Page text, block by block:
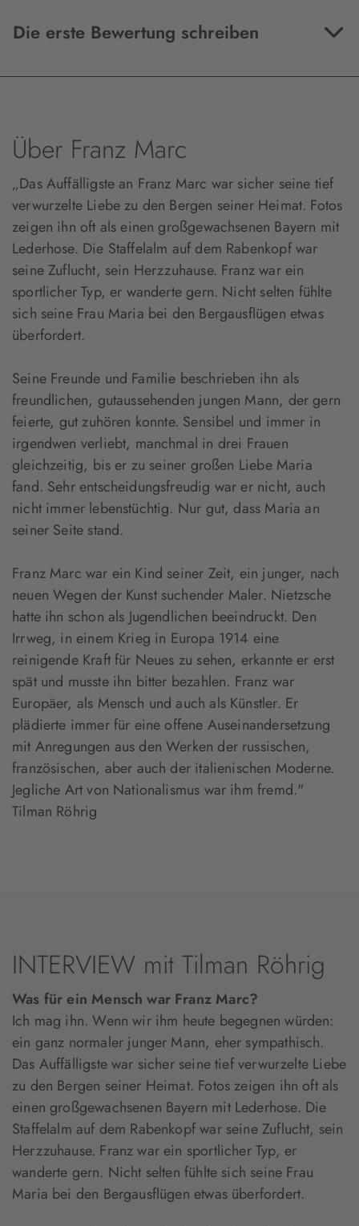
Die erste Bewertung schreiben
Über Franz Marc
„Das Auffälligste an Franz Marc war sicher seine tief
verwurzelte Liebe zu den Bergen seiner Heimat. Fotos
zeigen ihn oft als einen großgewachsenen Bayern mit
Lederhose. Die Staffelalm auf dem Rabenkopf war
seine Zuflucht, sein Herzzuhause. Franz war ein
sportlicher Typ, er wanderte gern. Nicht selten fühlte
sich seine Frau Maria bei den Bergausflügen etwas
überfordert.
Seine Freunde und Familie beschrieben ihn als
freundlichen, gutaussehenden jungen Mann, der gern
feierte, gut zuhören konnte. Sensibel und immer in
irgendwen verliebt, manchmal in drei Frauen
gleichzeitig, bis er zu seiner großen Liebe Maria
fand. Sehr entscheidungsfreudig war er nicht, auch
nicht immer lebenstüchtig. Nur gut, dass Maria an
seiner Seite stand.
Franz Marc war ein Kind seiner Zeit, ein junger, nach
neuen Wegen der Kunst suchender Maler. Nietzsche
hatte ihn schon als Jugendlichen beeindruckt. Den
Irrweg, in einem Krieg in Europa 1914 eine
reinigende Kraft für Neues zu sehen, erkannte er erst
spät und musste ihn bitter bezahlen. Franz war
Europäer, als Mensch und auch als Künstler. Er
plädierte immer für eine offene Auseinandersetzung
mit Anregungen aus den Werken der russischen,
französischen, aber auch der italienischen Moderne.
Jegliche Art von Nationalismus war ihm fremd."
Tilman Röhrig
INTERVIEW mit Tilman Röhrig
Was für ein Mensch war Franz Marc?
Ich mag ihn. Wenn wir ihm heute begegnen würden:
ein ganz normaler junger Mann, eher sympathisch.
Das Auffälligste war sicher seine tief verwurzelte Liebe
zu den Bergen seiner Heimat. Fotos zeigen ihn oft als
einen großgewachsenen Bayern mit Lederhose. Die
Staffelalm auf dem Rabenkopf war seine Zuflucht, sein
Herzzuhause. Franz war ein sportlicher Typ, er
wanderte gern. Nicht selten fühlte sich seine Frau
Maria bei den Bergausflügen etwas überfordert.